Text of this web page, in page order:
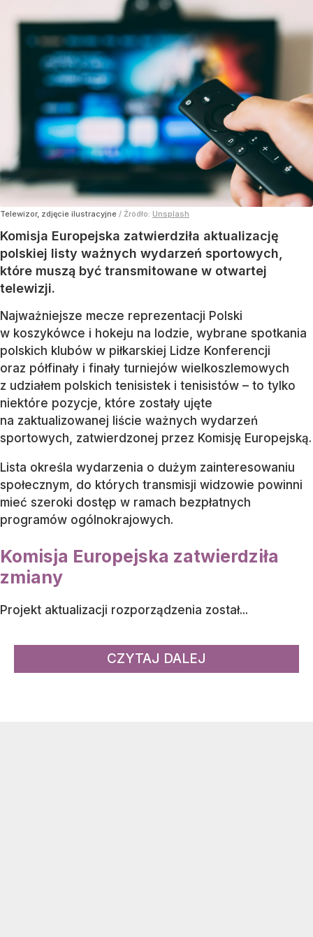
Telewizor, zdjęcie ilustracyjne / Źródło: Unsplash
Komisja Europejska zatwierdziła aktualizację
polskiej listy ważnych wydarzeń sportowych,
które muszą być transmitowane w otwartej
telewizji.
Najważniejsze mecze reprezentacji Polski
w koszykówce i hokeju na lodzie, wybrane spotkania
polskich klubów w piłkarskiej Lidze Konferencji
oraz półfinały i finały turniejów wielkoszlemowych
z udziałem polskich tenisistek i tenisistów – to tylko
niektóre pozycje, które zostały ujęte
na zaktualizowanej liście ważnych wydarzeń
sportowych, zatwierdzonej przez Komisję Europejską.
Lista określa wydarzenia o dużym zainteresowaniu
społecznym, do których transmisji widzowie powinni
mieć szeroki dostęp w ramach bezpłatnych
programów ogólnokrajowych.
Komisja Europejska zatwierdziła
zmiany
Projekt aktualizacji rozporządzenia został...
CZYTAJ DALEJ